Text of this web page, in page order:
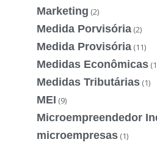
Marketing (2)
Medida Porvisória (2)
Medida Provisória (11)
Medidas Econômicas
Medidas Tributárias (1)
MEI (9)
Microempreendedor
microempresas (1)